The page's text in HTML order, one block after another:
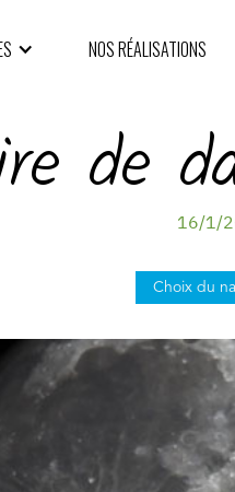
NOS RÉALISATIONS
de 16/1/
Choix du